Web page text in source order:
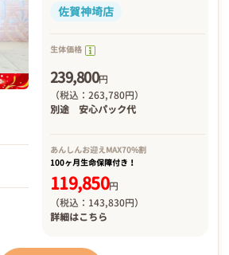
佐賀神埼店
生体価格
239,800円
（税込：263,780円）
別途 安心パック代
あんしんお迎えMAX70%割
100ヶ月生命保障付き！
119,850円
（税込：143,830円）
詳細はこちら